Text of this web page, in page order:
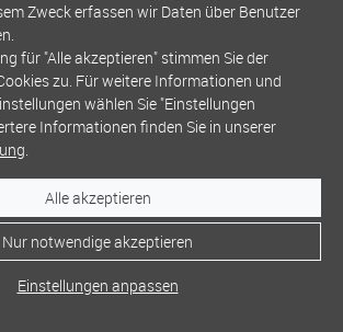
Zweck erfassen wir Daten über Benutzer
für "Alle akzeptieren" stimmen Sie der
zu. Für weitere Informationen und
wählen Sie "Einstellungen
Informationen finden Sie in unserer
.
Alle akzeptieren
Nur notwendige akzeptieren
Einstellungen anpassen